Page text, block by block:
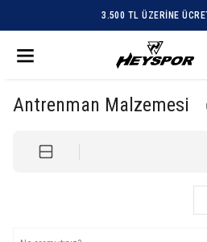
3.500 TL ÜZERINE
Antrenman Malzemesi